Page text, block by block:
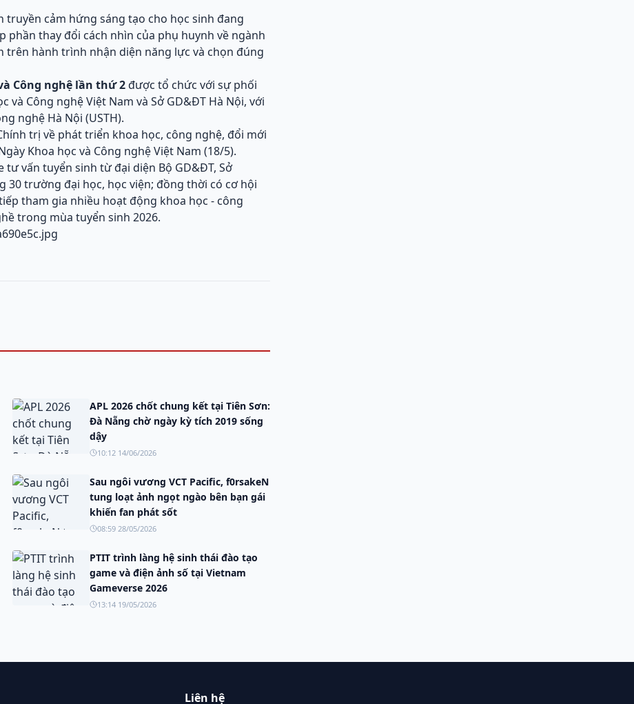
cảm hứng sáng tạo cho học sinh đang
thay đổi cách nhìn của phụ huynh về ngành
hành trình nhận diện năng lực và chọn đúng
Công nghệ lần thứ 2được tổ chức với sự phối
và Công nghệ Việt Nam và Sở GD&ĐT Hà Nội, với
nghệ Hà Nội (USTH).
trị về phát triển khoa học, công nghệ, đổi mới
Khoa học và Công nghệ Việt Nam (18/5).
vấn tuyển sinh từ đại diện Bộ GD&ĐT, Sở
30 trường đại học, học viện; đồng thời có cơ hội
tham gia nhiều hoạt động khoa học - công
trong mùa tuyển sinh 2026.
APL 2026 chốt chung kết tại Tiên Sơn:
Đà Nẵng chờ ngày kỳ tích 2019 sống
dậy
10:12 14/06/2026
Sau ngôi vương VCT Pacific, f0rsakeN
tung loạt ảnh ngọt ngào bên bạn gái
khiến fan phát sốt
08:59 28/05/2026
PTIT trình làng hệ sinh thái đào tạo
game và điện ảnh số tại Vietnam
Gameverse 2026
13:14 19/05/2026
Liên hệ